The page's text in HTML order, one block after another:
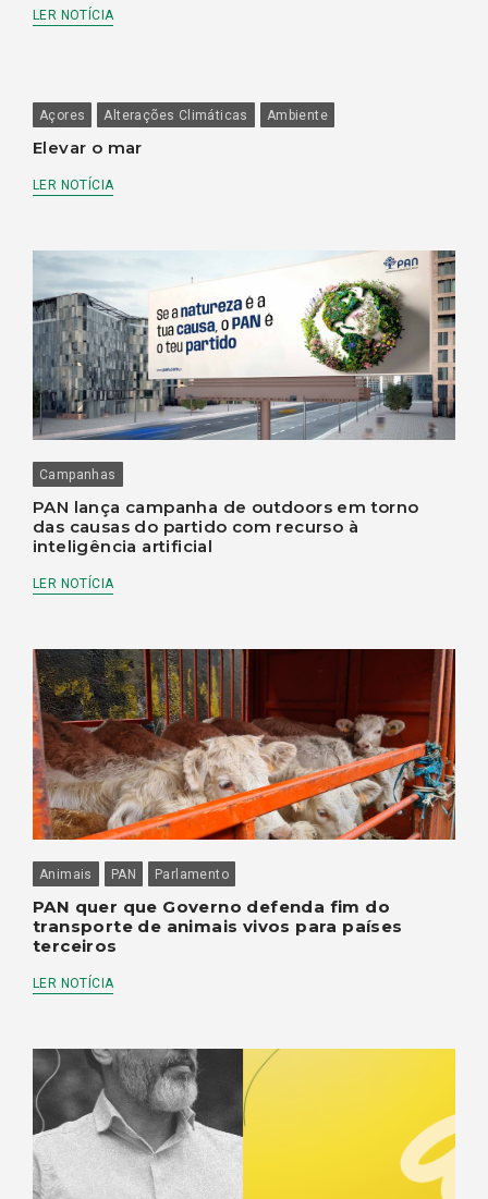
LER NOTÍCIA
Açores Alterações Climáticas Ambiente
Elevar o mar
LER NOTÍCIA
Campanhas
PAN lança campanha de outdoors em torno
das causas do partido com recurso à
inteligência artificial
LER NOTÍCIA
Animais PAN Parlamento
PAN quer que Governo defenda fim do
transporte de animais vivos para países
terceiros
LER NOTÍCIA